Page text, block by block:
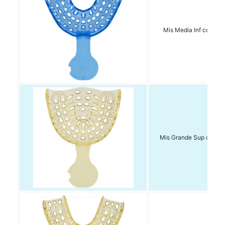
Mis Media Inf conf.
Mis Grande Sup conf.